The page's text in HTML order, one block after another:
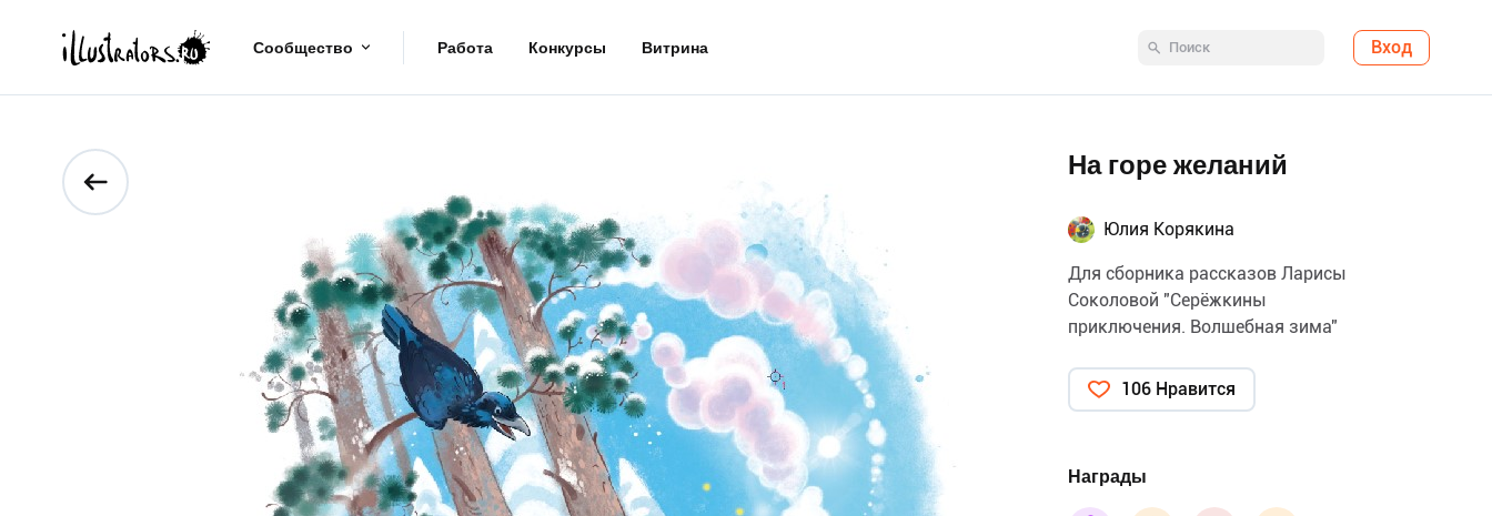
Сообщество Работа Конкурсы Витрина Вход
На горе желаний
Юлия Корякина
Для сборника рассказов Ларисы
Соколовой "Серёжкины
приключения. Волшебная зима"
106 Нравится
Награды